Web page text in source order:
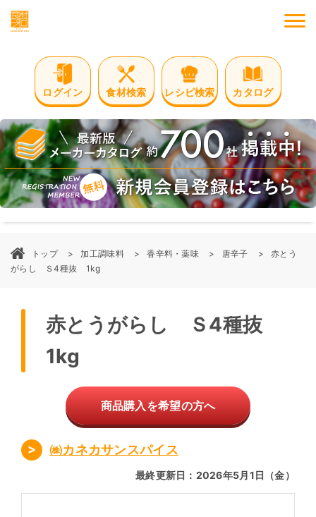
ログイン 食材検索 レシピ検索 カタログ
トップ 加工調味料 香辛料・薬味 唐辛子
赤とう
がらし Ｓ4種抜 1kg
赤とうがらし Ｓ4種抜
1kg
商品購入を希望の方へ
㈱カネカサンスパイス
最終更新日：2026年5月1日（金）